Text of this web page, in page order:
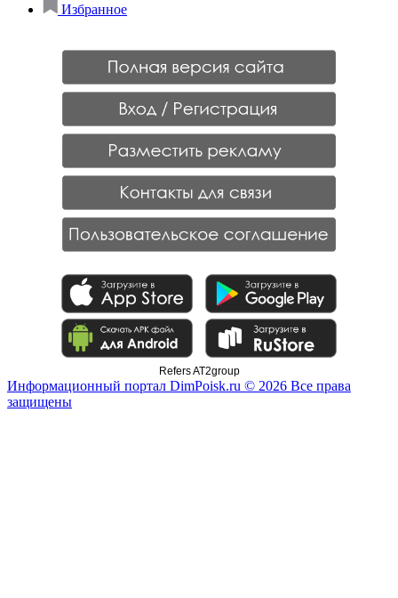
Избранное
Refers AT2group
Информационный портал DimPoisk.ru © 2026 Все права
защищены